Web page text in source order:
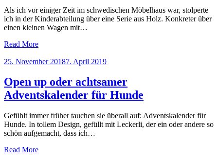
Als ich vor einiger Zeit im schwedischen Möbelhaus war, stolperte
ich in der Kinderabteilung über eine Serie aus Holz. Konkreter über
einen kleinen Wagen mit…
Read More
Posted
25. November 20187. April 2019
Open up oder achtsamer
Adventskalender für Hunde
Gefühlt immer früher tauchen sie überall auf: Adventskalender für
Hunde. In tollem Design, gefüllt mit Leckerli, der ein oder andere so
schön aufgemacht, dass ich…
Read More